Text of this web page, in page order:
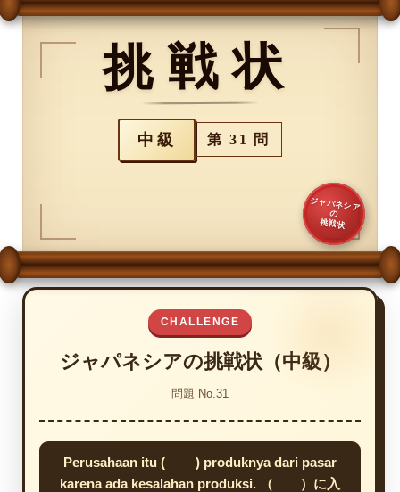
挑戦状
中級 第 31 問
ジャパネシア
の
挑戦状
CHALLENGE
ジャパネシアの挑戦状（中級）
問題 No.31
Perusahaan itu ( ) produknya dari pasar
karena ada kesalahan produksi. （ ）に入